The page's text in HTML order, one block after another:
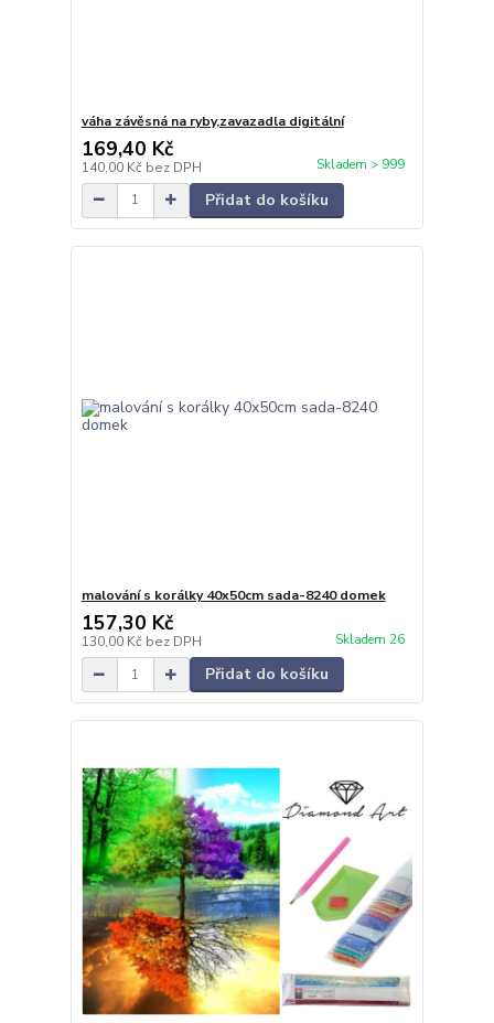
váha závěsná na ryby,zavazadla digitální
169,40 Kč
140,00 Kč bez DPH Skladem > 999
Přidat do košíku
malování s korálky 40x50cm sada-8240 domek
157,30 Kč
130,00 Kč bez DPH Skladem 26
Přidat do košíku